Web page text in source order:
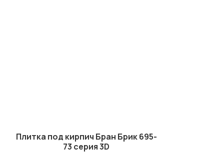
Плитка под кирпич Бран Брик 695-
73 серия 3D